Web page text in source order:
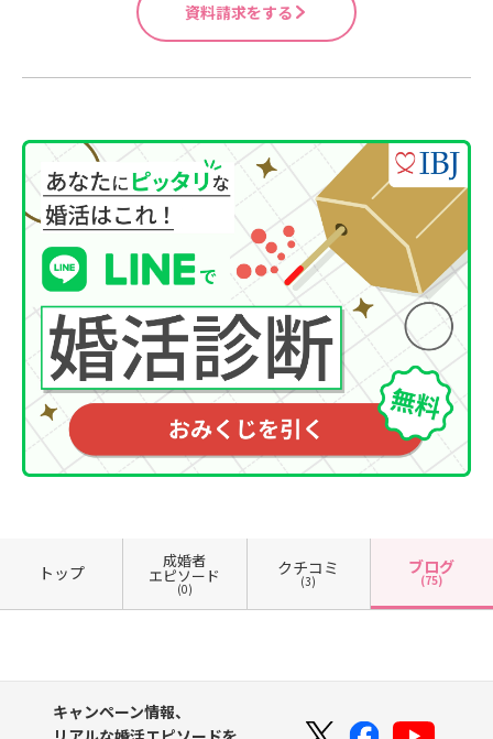
資料請求をする
トップ
成婚者
エピソード
(0)
クチコミ
(3)
ブログ
(75)
キャンペーン情報、